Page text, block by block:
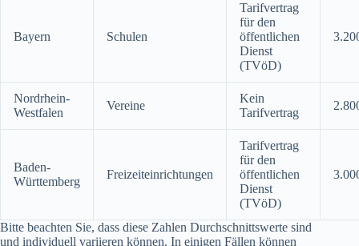
Bayern Schulen
Tarifvertrag
für den
öffentlichen
Dienst
(TVöD)
Nordrhein-
Westfalen
Vereine
Kein
Tarifvertrag
Baden-
Württemberg
Freizeiteinrichtungen
Tarifvertrag
für den
öffentlichen
Dienst
(TVöD)
Bitte beachten Sie, dass diese Zahlen Durchschnittswerte sind
und individuell variieren können. In einigen Fällen können